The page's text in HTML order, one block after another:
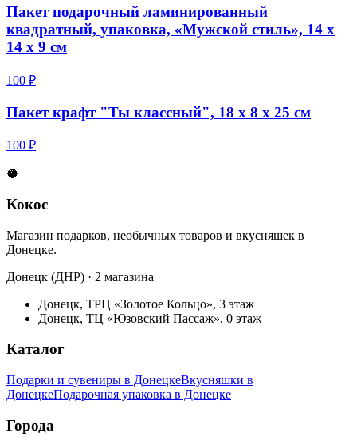
Пакет подарочный ламинированный
квадратный, упаковка, «Мужской стиль», 14 х
14 х 9 см
100 ₽
Пакет крафт "Ты классный", 18 х 8 х 25 см
100 ₽
🥥
Кокос
Магазин подарков, необычных товаров и вкусняшек в
Донецке.
Донецк (ДНР) · 2 магазина
Донецк, ТРЦ «Золотое Кольцо», 3 этаж
Донецк, ТЦ «Юзовский Пассаж», 0 этаж
Каталог
Подарки и сувениры в ДонецкеВкусняшки в
ДонецкеПодарочная упаковка в Донецке
Города